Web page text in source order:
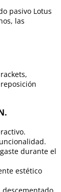
pasivo Lotus
las
durante el
estético